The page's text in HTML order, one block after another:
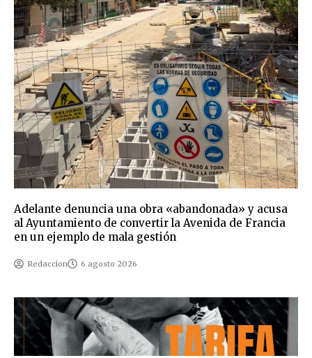
Adelante denuncia una obra «abandonada» y acusa
al Ayuntamiento de convertir la Avenida de Francia
en un ejemplo de mala gestión
Redaccion 6 agosto 2026